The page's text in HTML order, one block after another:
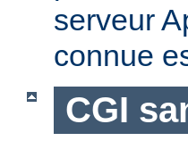
serveur
connue
CGI